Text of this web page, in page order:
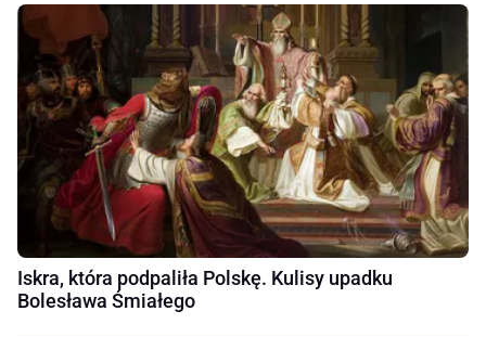
Iskra, która podpaliła Polskę. Kulisy upadku
Bolesława Śmiałego